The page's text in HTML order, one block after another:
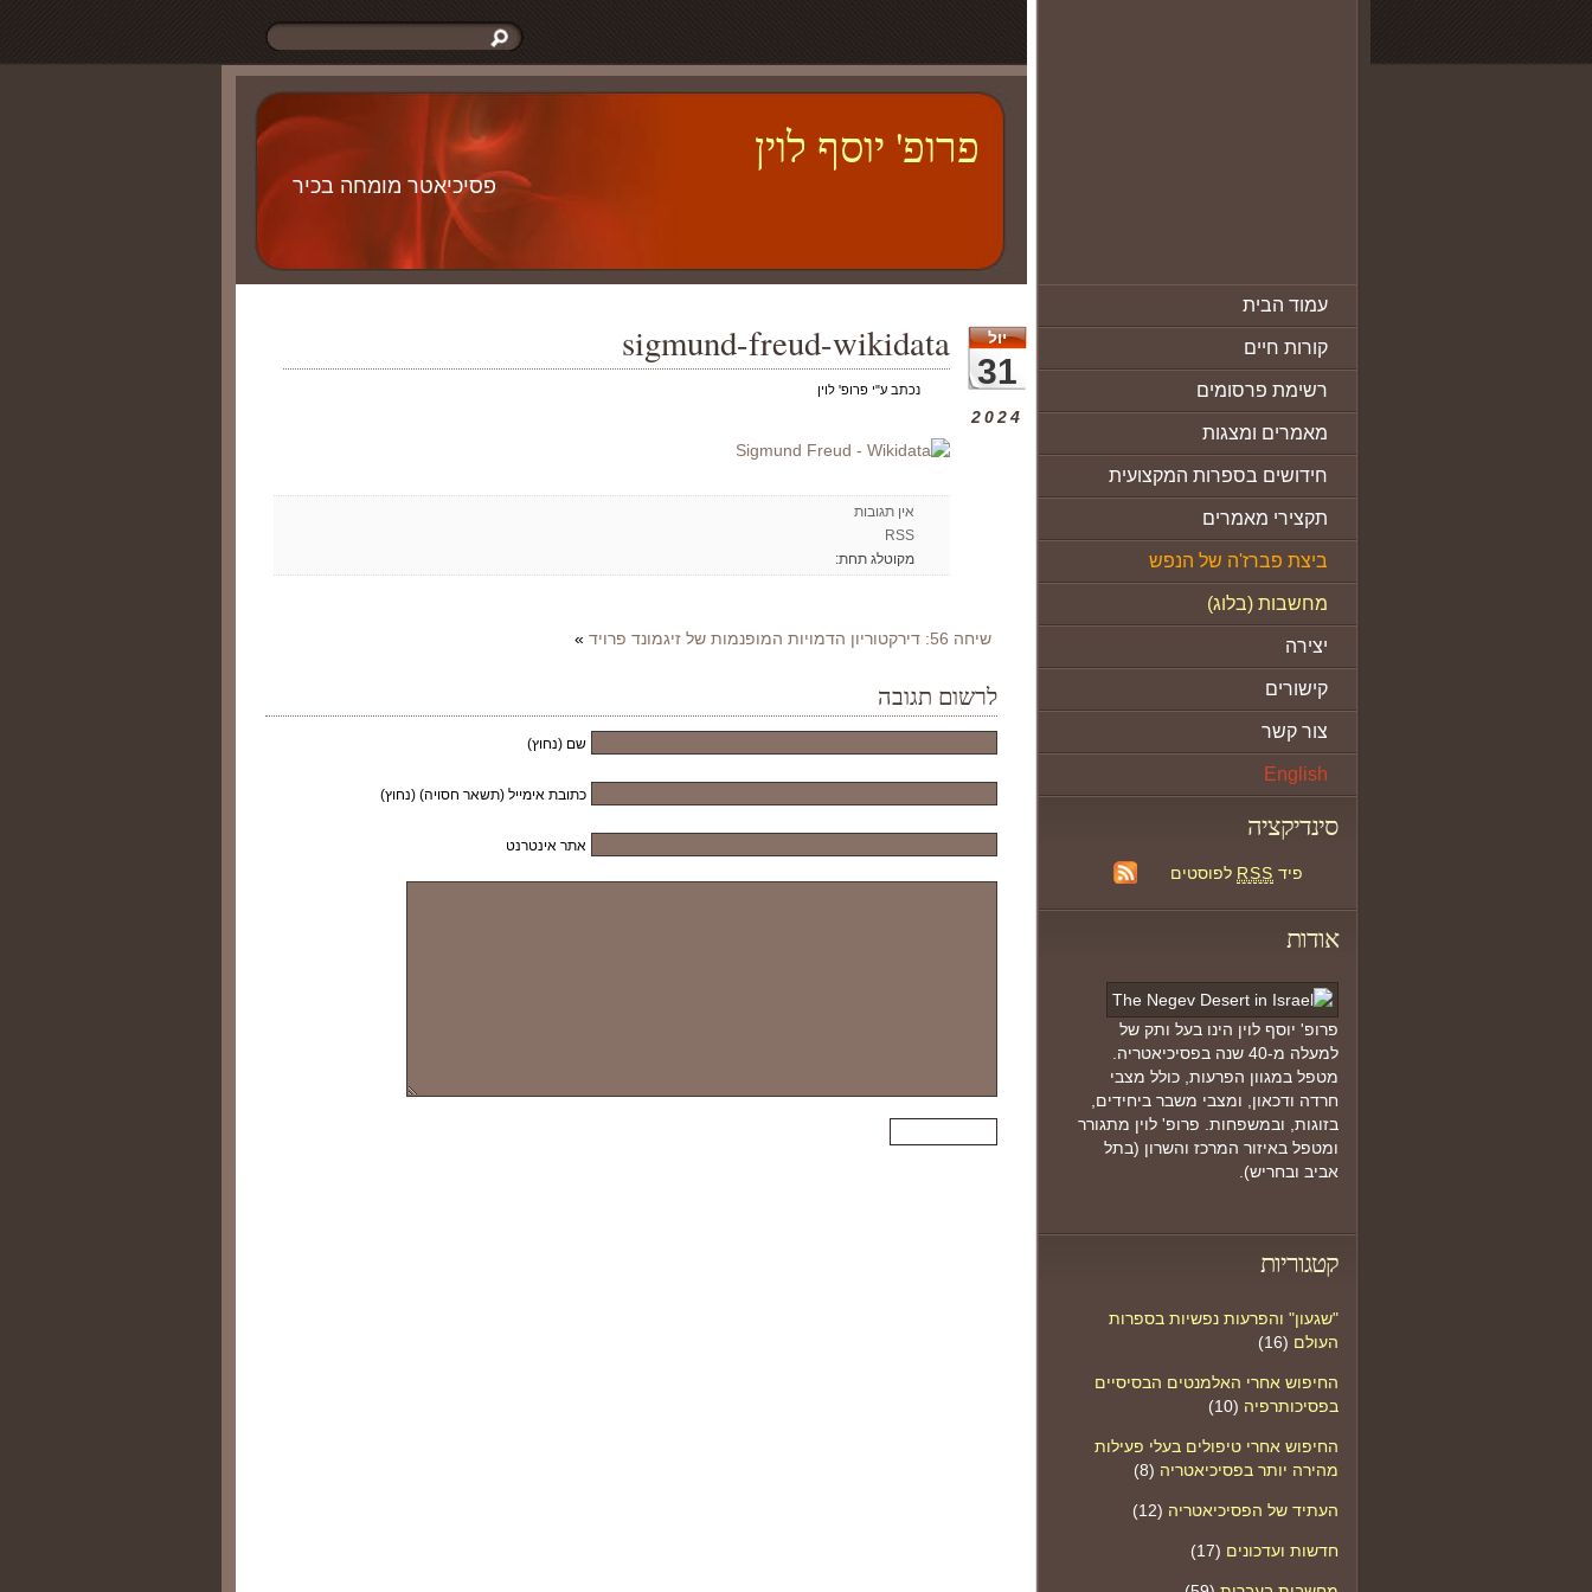
עמוד הבית
קורות חיים
רשימת פרסומים
מאמרים ומצגות
חידושים בספרות המקצועית
תקצירי מאמרים
ביצת פברז'ה של הנפש
מחשבות (בלוג)
יצירה
קישורים
צור קשר
English
סינדיקציה
פיד RSS לפוסטים
אודות
פרופ' יוסף לוין הינו בעל ותק של
למעלה מ-40 שנה בפסיכיאטריה.
מטפל במגוון הפרעות, כולל מצבי
חרדה ודכאון, ומצבי משבר ביחידים,
בזוגות, ובמשפחות. פרופ' לוין מתגורר
ומטפל באיזור המרכז והשרון (בתל
אביב ובחריש).
קטגוריות
"שגעון" והפרעות נפשיות בספרות
העולם (16)
החיפוש אחרי האלמנטים הבסיסיים
בפסיכותרפיה (10)
החיפוש אחרי טיפולים בעלי פעילות
מהירה יותר בפסיכיאטריה (8)
העתיד של הפסיכיאטריה (12)
חדשות ועדכונים (17)
פרופ' יוסף לוין
פסיכיאטר מומחה בכיר
יול
31
2024
sigmund-freud-wikidata
נכתב ע"י פרופ' לוין
אין תגובות
RSS
מקוטלג תחת:
שיחה 56: דירקטוריון הדמויות המופנמות של זיגמונד פרויד »
לרשום תגובה
שם (נחוץ)
כתובת אימייל (תשאר חסויה) (נחוץ)
אתר אינטרנט